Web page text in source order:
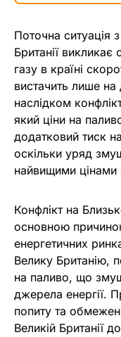
Поточна ситуація
Британії
газу в країні
вистачить лише на
наслідком
який ціни на
додатковий тиск
оскільки уряд
найвищими цінами
Конфлікт на
основною
енергетичних
Велику Британію,
на паливо, що
джерела енергії.
попиту та
Великій Британії